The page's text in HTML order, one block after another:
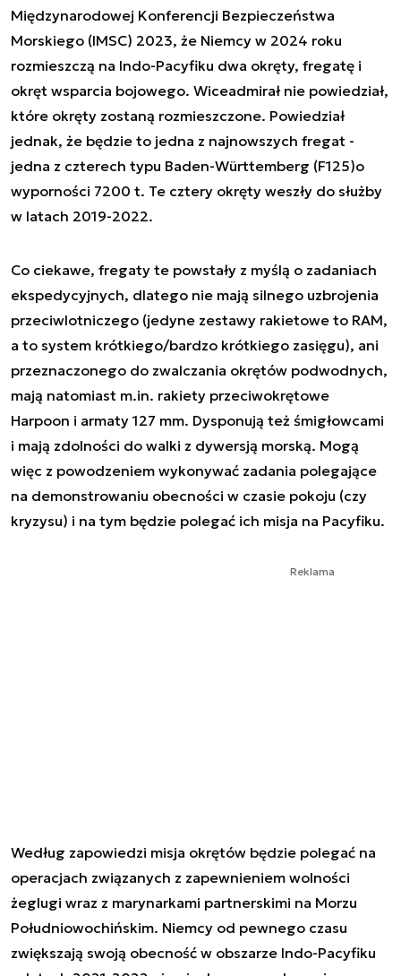
Międzynarodowej Konferencji Bezpieczeństwa
Morskiego (IMSC) 2023, że Niemcy w 2024 roku
rozmieszczą na Indo-Pacyfiku dwa okręty, fregatę i
okręt wsparcia bojowego. Wiceadmirał nie powiedział,
które okręty zostaną rozmieszczone. Powiedział
jednak, że będzie to jedna z najnowszych fregat -
jedna z czterech typu Baden-Württemberg (F125)o
wyporności 7200 t. Te cztery okręty weszły do służby
w latach 2019-2022.
Co ciekawe, fregaty te powstały z myślą o zadaniach
ekspedycyjnych, dlatego nie mają silnego uzbrojenia
przeciwlotniczego (jedyne zestawy rakietowe to RAM,
a to system krótkiego/bardzo krótkiego zasięgu), ani
przeznaczonego do zwalczania okrętów podwodnych,
mają natomiast m.in. rakiety przeciwokrętowe
Harpoon i armaty 127 mm. Dysponują też śmigłowcami
i mają zdolności do walki z dywersją morską. Mogą
więc z powodzeniem wykonywać zadania polegające
na demonstrowaniu obecności w czasie pokoju (czy
kryzysu) i na tym będzie polegać ich misja na Pacyfiku.
Reklama
Według zapowiedzi misja okrętów będzie polegać na
operacjach związanych z zapewnieniem wolności
żeglugi wraz z marynarkami partnerskimi na Morzu
Południowochińskim. Niemcy od pewnego czasu
zwiększają swoją obecność w obszarze Indo-Pacyfiku